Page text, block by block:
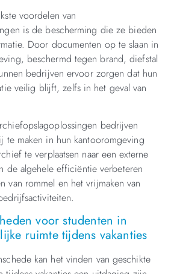
voordelen van
is de bescherming die ze bieden
Door documenten op te slaan in
beschermd tegen brand, diefstal
bedrijven ervoor zorgen dat hun
veilig blijft, zelfs in het geval van
bedrijven
te maken in hun kantooromgeving
te verplaatsen naar een externe
de algehele efficiëntie verbeteren
van rommel en het vrijmaken van
voor studenten in
ruimte tijdens vakanties
kan het vinden van geschikte